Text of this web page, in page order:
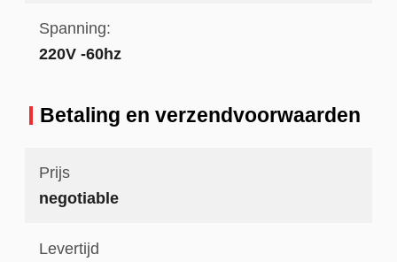
Spanning:
220V -60hz
Betaling en verzendvoorwaarden
Prijs
negotiable
Levertijd